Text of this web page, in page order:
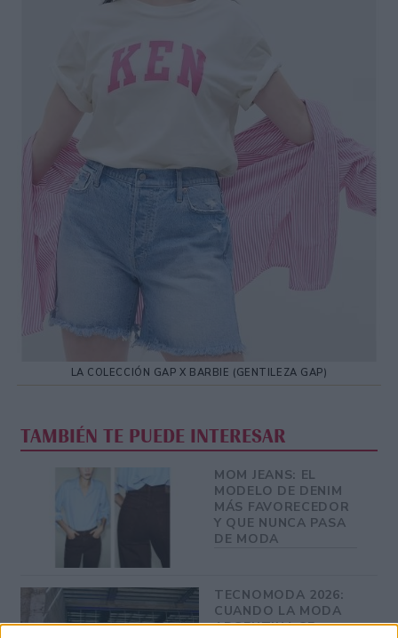
LA COLECCIÓN GAP X BARBIE (GENTILEZA GAP)
TAMBIÉN TE PUEDE INTERESAR
MOM JEANS: EL
MODELO DE DENIM
MÁS FAVORECEDOR
Y QUE NUNCA PASA
DE MODA
TECNOMODA 2026:
CUANDO LA MODA
ARGENTINA SE